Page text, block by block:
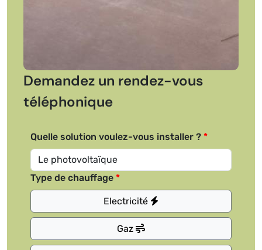
Demandez un rendez-vous
téléphonique
Quelle solution voulez-vous installer ?
Type de chauffage
Electricité
Gaz